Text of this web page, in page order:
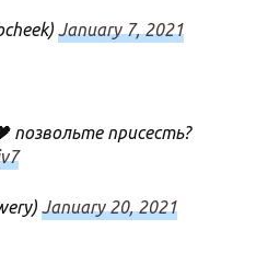
January 7, 2021
позвольте присесть?
January 20, 2021